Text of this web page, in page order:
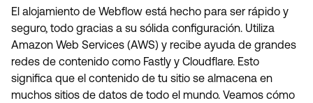
El alojamiento de Webflow está hecho para ser rápido y
seguro, todo gracias a su sólida configuración. Utiliza
Amazon Web Services (AWS) y recibe ayuda de grandes
redes de contenido como Fastly y Cloudflare. Esto
significa que el contenido de tu sitio se almacena en
muchos sitios de datos de todo el mundo. Veamos cómo